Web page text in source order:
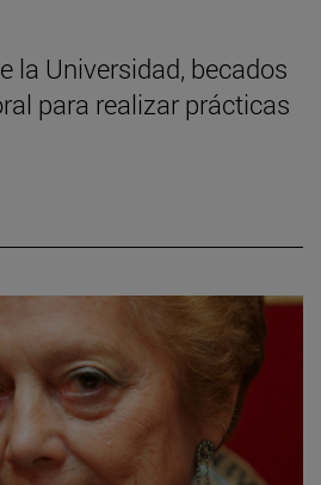
la Universidad, becados
para realizar prácticas